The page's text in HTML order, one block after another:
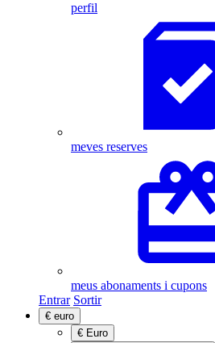
perfil
meves reserves
meus abonaments i cupons
Entrar Sortir
€ euro
€ Euro